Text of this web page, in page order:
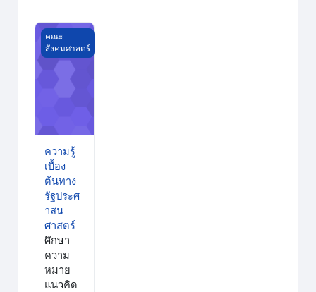
ความรู้เบื้องต้นทางรัฐประศาสนศาสตร์
คณะ
สังคมศาสตร์
ความรู้
เบื้อง
ต้นทาง
รัฐประศ
าสน
ศาสตร์
ศึกษา
ความ
หมาย
แนวคิด